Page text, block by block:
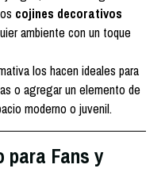
cojines decorativos
ambiente con un toque
los hacen ideales para
o agregar un elemento de
moderno o juvenil.
para Fans y